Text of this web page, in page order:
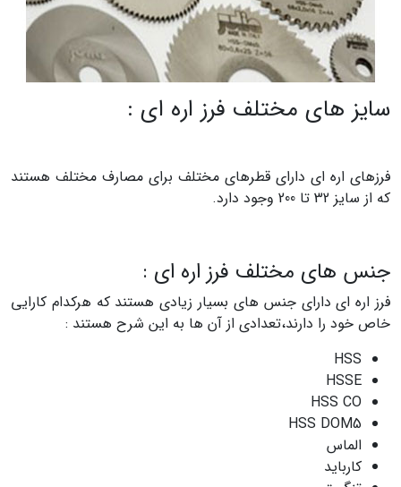
سایز های مختلف فرز اره ای :
فرزهای اره ای دارای قطرهای مختلف برای مصارف مختلف هستند
که از سایز 32 تا 200 وجود دارد.
جنس های مختلف فرز اره ای :
فرز اره ای دارای جنس های بسیار زیادی هستند که هرکدام کارایی
خاص خود را دارند،تعدادی از آن ها به این شرح هستند :
HSS
HSSE
HSS CO
HSS DOM5
الماس
کارباید